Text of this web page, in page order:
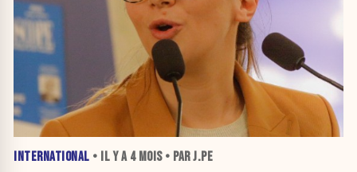
INTERNATIONAL • IL Y A 4 MOIS• PAR J.PE